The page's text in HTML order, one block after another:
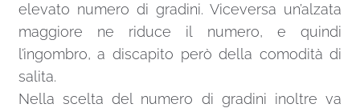
elevato numero di gradini. Viceversa un’alzata
maggiore ne riduce il numero, e quindi
l’ingombro, a discapito però della comodità di
salita.
Nella scelta del numero di gradini inoltre va